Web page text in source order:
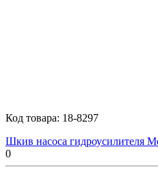
Код товара: 18-8297
Шкив насоса гидроусилителя
0